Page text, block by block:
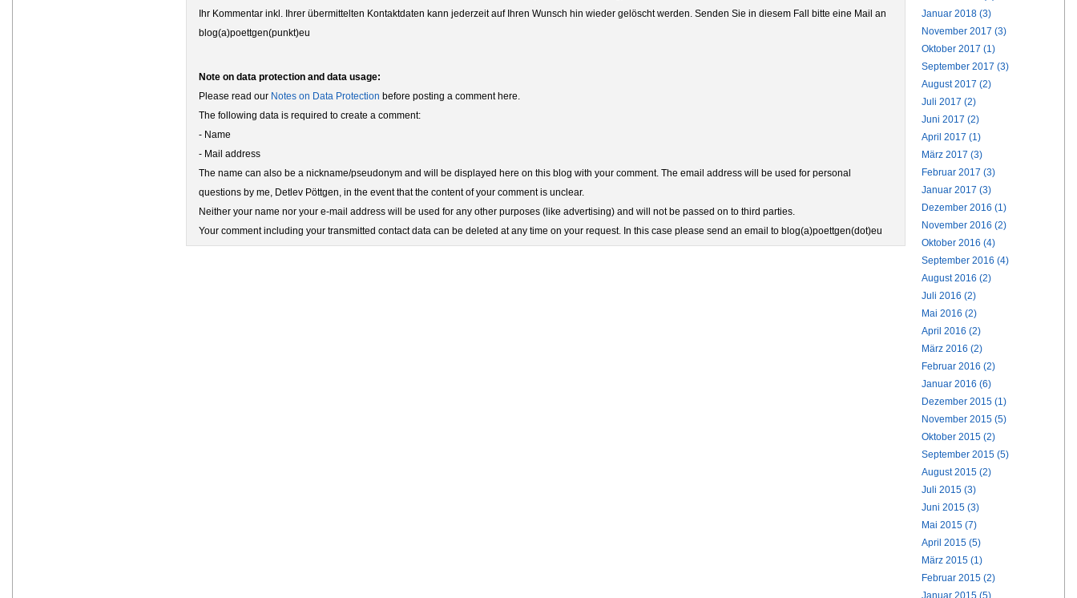
Ihr Kommentar inkl. Ihrer übermittelten Kontaktdaten kann jederzeit auf Ihren Wunsch hin wieder gelöscht werden. Senden Sie in diesem Fall bitte eine Mail an
blog(a)poettgen(punkt)eu
Note on data protection and data usage:
Please read our Notes on Data Protection before posting a comment here.
The following data is required to create a comment:
- Name
- Mail address
The name can also be a nickname/pseudonym and will be displayed here on this blog with your comment. The email address will be used for personal
questions by me, Detlev Pöttgen, in the event that the content of your comment is unclear.
Neither your name nor your e-mail address will be used for any other purposes (like advertising) and will not be passed on to third parties.
Your comment including your transmitted contact data can be deleted at any time on your request. In this case please send an email to blog(a)poettgen(dot)eu
Januar 2018 (3)
November 2017 (3)
Oktober 2017 (1)
September 2017 (3)
August 2017 (2)
Juli 2017 (2)
Juni 2017 (2)
April 2017 (1)
März 2017 (3)
Februar 2017 (3)
Januar 2017 (3)
Dezember 2016 (1)
November 2016 (2)
Oktober 2016 (4)
September 2016 (4)
August 2016 (2)
Juli 2016 (2)
Mai 2016 (2)
April 2016 (2)
März 2016 (2)
Februar 2016 (2)
Januar 2016 (6)
Dezember 2015 (1)
November 2015 (5)
Oktober 2015 (2)
September 2015 (5)
August 2015 (2)
Juli 2015 (3)
Juni 2015 (3)
Mai 2015 (7)
April 2015 (5)
März 2015 (1)
Februar 2015 (2)
Januar 2015 (5)